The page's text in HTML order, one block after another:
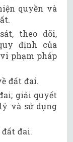
quyền và
theo dõi,
định của
phạm pháp
đất đai.
giải quyết
và sử dụng
đai.